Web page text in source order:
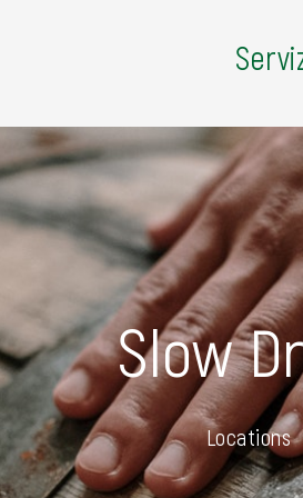
Slow
Locations